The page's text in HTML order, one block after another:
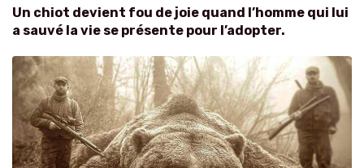
Un chiot devient fou de joie quand l’homme qui lui
a sauvé la vie se présente pour l’adopter.